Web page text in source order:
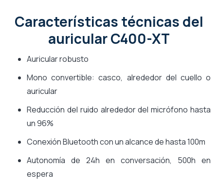
Características técnicas del
auricular C400-XT
Auricular robusto
Mono convertible: casco, alrededor del cuello o
auricular
Reducción del ruido alrededor del micrófono hasta
un 96%
Conexión Bluetooth con un alcance de hasta 100m
Autonomía de 24h en conversación, 500h en
espera